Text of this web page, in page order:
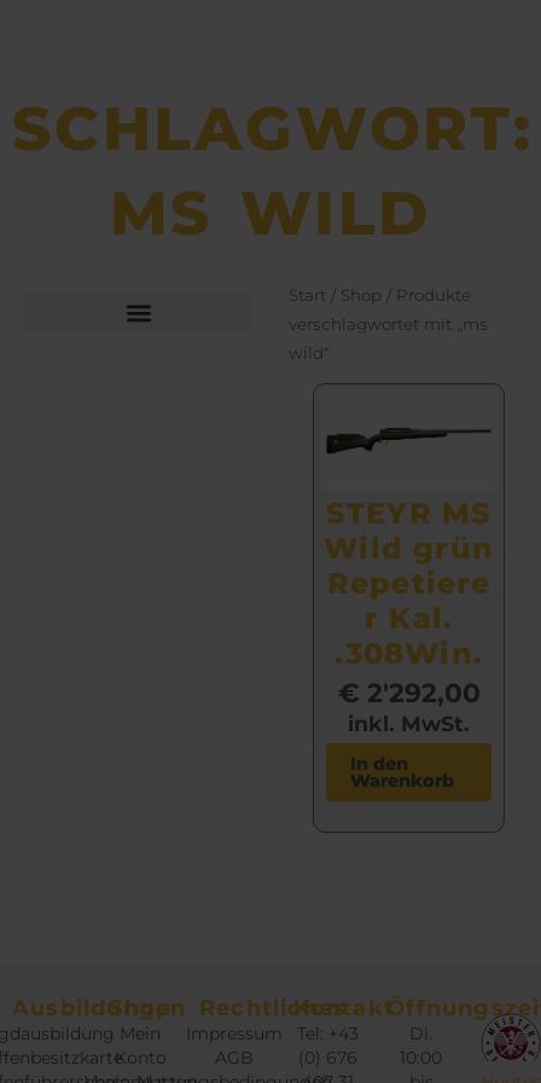
SCHLAGWORT:
MS WILD
Start / Shop / Produkte
verschlagwortet mit „ms
wild“
STEYR MS
Wild grün
Repetiere
r Kal.
.308Win.
€ 2'292,00
inkl. MwSt.
In den
Warenkorb
Ausbildungen
Shop
Mein
Konto
Rechtliches
Impressum
AGB
Kontakt
Tel: +43
(0) 676
Di.
10:00